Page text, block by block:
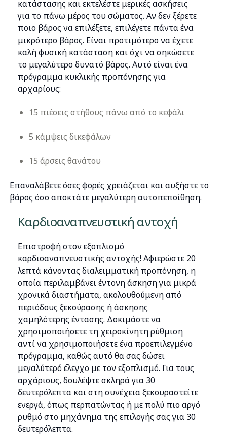
κατάστασης και εκτελέστε μερικές ασκήσεις
για το πάνω μέρος του σώματος. Αν δεν ξέρετε
ποιο βάρος να επιλέξετε, επιλέγετε πάντα ένα
μικρότερο βάρος. Είναι προτιμότερο να έχετε
καλή φυσική κατάσταση και όχι να σηκώσετε
το μεγαλύτερο δυνατό βάρος. Αυτό είναι ένα
πρόγραμμα κυκλικής προπόνησης για
αρχαρίους:
15 πιέσεις στήθους πάνω από το κεφάλι
5 κάμψεις δικεφάλων
15 άρσεις θανάτου
Επαναλάβετε όσες φορές χρειάζεται και αυξήστε το
βάρος όσο αποκτάτε μεγαλύτερη αυτοπεποίθηση.
Καρδιοαναπνευστική αντοχή
Επιστροφή στον εξοπλισμό
καρδιοαναπνευστικής αντοχής! Αφιερώστε 20
λεπτά κάνοντας διαλειμματική προπόνηση, η
οποία περιλαμβάνει έντονη άσκηση για μικρά
χρονικά διαστήματα, ακολουθούμενη από
περιόδους ξεκούρασης ή άσκησης
χαμηλότερης έντασης. Δοκιμάστε να
χρησιμοποιήσετε τη χειροκίνητη ρύθμιση
αντί να χρησιμοποιήσετε ένα προεπιλεγμένο
πρόγραμμα, καθώς αυτό θα σας δώσει
μεγαλύτερό έλεγχο με τον εξοπλισμό. Για τους
αρχάριους, δουλέψτε σκληρά για 30
δευτερόλεπτα και στη συνέχεια ξεκουραστείτε
ενεργά, όπως περπατώντας ή με πολύ πιο αργό
ρυθμό στο μηχάνημα της επιλογής σας για 30
δευτερόλεπτα.